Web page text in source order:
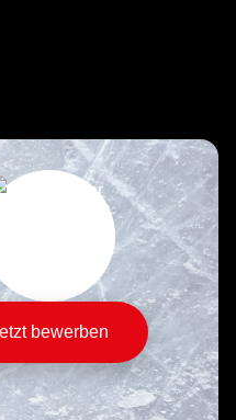
bewerben